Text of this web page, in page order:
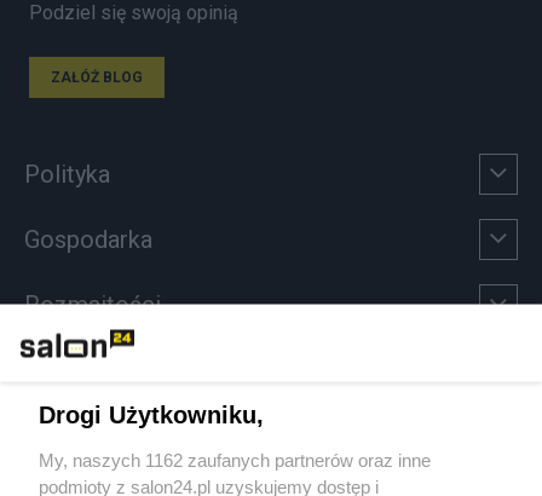
Podziel się swoją opinią
ZAŁÓŻ BLOG
Polityka
Gospodarka
Rozmaitości
Sport
Drogi Użytkowniku,
My, naszych 1162 zaufanych partnerów oraz inne
podmioty z salon24.pl uzyskujemy dostęp i